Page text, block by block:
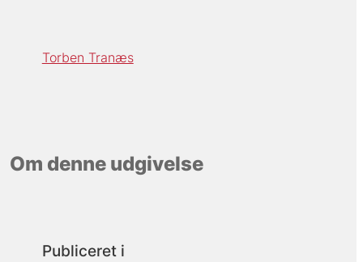
Torben Tranæs
Om denne udgivelse
Publiceret i